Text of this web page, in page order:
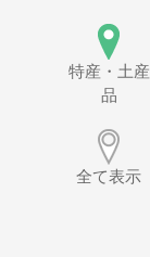
特産・土産
品
全て表示